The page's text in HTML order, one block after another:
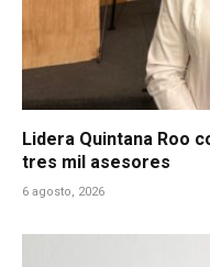
Lidera Quintana Roo
tres mil asesores
6 agosto, 2026